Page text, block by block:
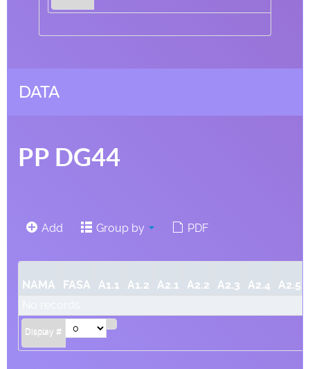
DATA
PP DG44
Add Group by PDF
NAMA FASA A1.1 A1.2 A2.1 A2.2 A2.3 A2.4 A2.5
Display #